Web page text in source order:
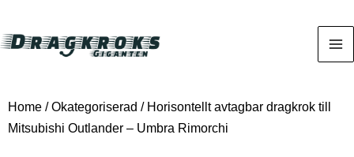
Home /Okategoriserad / Horisontellt avtagbar dragkrok till
Mitsubishi Outlander – Umbra Rimorchi